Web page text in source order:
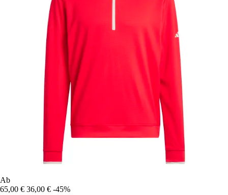
Ab
65,00 € 36,00 € -45%